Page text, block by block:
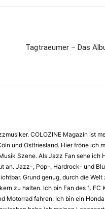
Tagtraeumer – Das
COLOZINE Magazin ist
und Ostfriesland. Hier fröne ich
Szene. Als Jazz Fan sehe ich
an. Jazz-, Pop-, Hardrock- und
Grund genug, durch die Welt
zu halten. Ich bin Fan des 1. FC
Motorrad fahren. Ich bin ein